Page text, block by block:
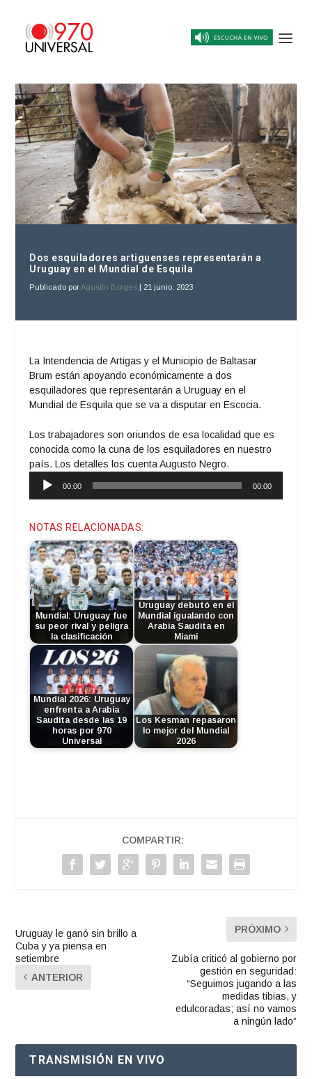
Dos esquiladores artiguenses representarán a
Uruguay en el Mundial de Esquila
Publicado porAgustín Borges | 21 junio, 2023
La Intendencia de Artigas y el Municipio de Baltasar
Brum están apoyando económicamente a dos
esquiladores que representarán a Uruguay en el
Mundial de Esquila que se va a disputar en Escocia.
Los trabajadores son oriundos de esa localidad que es
conocida como la cuna de los esquiladores en nuestro
país. Los detalles los cuenta Augusto Negro.
Reproductor
00:00 00:00
NOTAS RELACIONADAS:
Mundial: Uruguay fue
su peor rival y peligra
la clasificación
Uruguay debutó en el
Mundial igualando con
Arabia Saudita en
Miami
Mundial 2026: Uruguay
enfrenta a Arabia
Saudita desde las 19
horas por 970
Universal
Los Kesman repasaron
lo mejor del Mundial
2026
COMPARTIR:
Uruguay le ganó sin brillo a
Cuba y ya piensa en
setiembre
ANTERIOR
PRÓXIMO
Zubía criticó al gobierno por
gestión en seguridad:
“Seguimos jugando a las
medidas tibias, y
edulcoradas; así no vamos
a ningún lado”
TRANSMISIÓN EN VIVO